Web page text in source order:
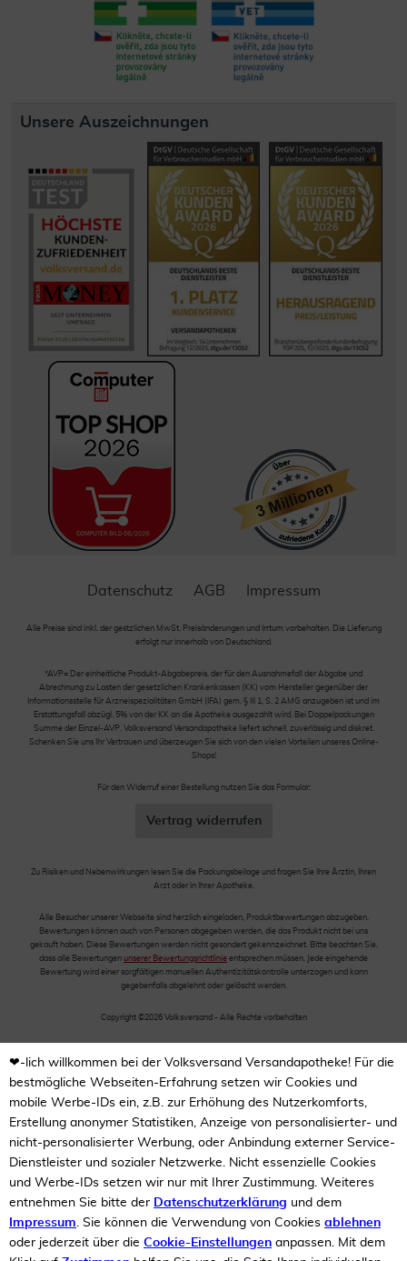
Unsere Auszeichnungen
Datenschutz AGB Impressum
Alle Preise sind inkl. der gestzlichen MwSt. Preisänderungen und Irrtum vorbehalten. Die Lieferung
erfolgt nur innerhalb von Deutschland.
*AVP= Der einheitliche Produkt-Abgabepreis, der für den Ausnahmefall der Abgabe und
Abrechnung zu Lasten der gesetzlichen Krankenkassen (KK) vom Hersteller gegenüber der
Informationsstelle für Arzneispezialitäten GmbH (IFA) gem. § III 1, S. 2 AMG anzugeben ist und im
Erstattungsfall abzügl. 5% von der KK an die Apotheke ausgezahlt wird. Bei Doppelpackungen
Summe der Einzel-AVP. Volksversand Versandapotheke liefert schnell, zuverlässig und diskret.
Schenken Sie uns Ihr Vertrauen und überzeugen Sie sich von den vielen Vorteilen unseres Online-
Shops!
Für den Widerruf einer Bestellung nutzen Sie das Formular:
Vertrag widerrufen
Zu Risiken und Nebenwirkungen lesen Sie die Packungsbeilage und fragen Sie Ihre Ärztin, Ihren
Arzt oder in Ihrer Apotheke.
Alle Besucher unserer Webseite sind herzlich eingeladen, Produktbewertungen abzugeben.
Bewertungen können auch von Personen abgegeben werden, die das Produkt nicht bei uns
gekauft haben. Diese Bewertungen werden nicht gesondert gekennzeichnet. Bitte beachten Sie,
dass alle Bewertungen unserer Bewertungsrichtlinie entsprechen müssen. Jede eingehende
Bewertung wird einer sorgfältigen manuellen Authentizitätskontrolle unterzogen und kann
gegebenfalls abgelehnt oder gelöscht werden.
Copyright ©2026 Volksversand - Alle Rechte vorbehalten
❤-lich willkommen bei der Volksversand Versandapotheke! Für die
bestmögliche Webseiten-Erfahrung setzen wir Cookies und
mobile Werbe-IDs ein, z.B. zur Erhöhung des Nutzerkomforts,
Erstellung anonymer Statistiken, Anzeige von personalisierter- und
nicht-personalisierter Werbung, oder Anbindung externer Service-
Dienstleister und sozialer Netzwerke. Nicht essenzielle Cookies
und Werbe-IDs setzen wir nur mit Ihrer Zustimmung. Weiteres
entnehmen Sie bitte der Datenschutzerklärung und dem
Impressum. Sie können die Verwendung von Cookies ablehnen
oder jederzeit über die Cookie-Einstellungen anpassen. Mit dem